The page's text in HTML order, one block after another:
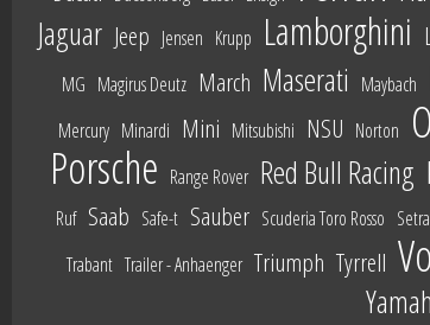
Jaguar Jeep Jensen Krupp Lamborghini
MG Magirus Deutz March Maserati Maybach
Mercury Minardi Mini Mitsubishi NSU Norton
Porsche Range Rover Red Bull Racing
Ruf Saab Safe-t Sauber Scuderia Toro Rosso Setra
Trabant Trailer - Anhaenger Triumph Tyrrell